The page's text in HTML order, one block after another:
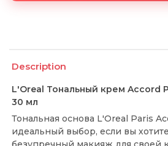
Description
L'Oreal Тональный крем Accord
30 мл
Тональная основа L'Oreal Paris
идеальный выбор, если вы